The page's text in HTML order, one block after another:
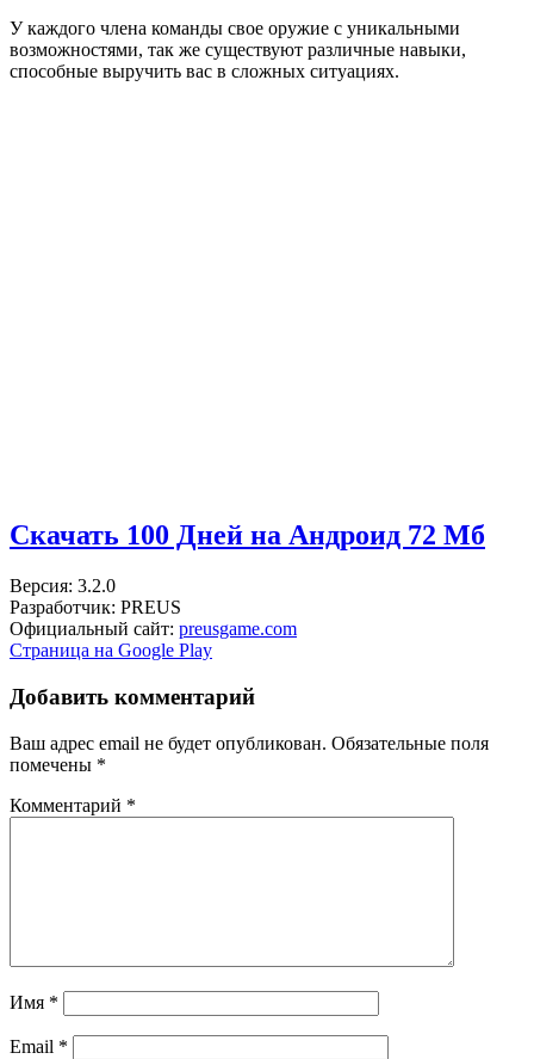
У каждого члена команды свое оружие с уникальными
возможностями, так же существуют различные навыки,
способные выручить вас в сложных ситуациях.
Скачать 100 Дней на Андроид 72 Мб
Версия: 3.2.0
Разработчик: PREUS
Официальный сайт: preusgame.com
Страница на Google Play
Добавить комментарий
Ваш адрес email не будет опубликован. Обязательные поля
помечены *
Комментарий *
Имя *
Email *